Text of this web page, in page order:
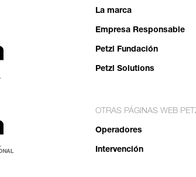
La marca
Empresa Responsable
Petzl Fundación
Petzl Solutions
OTRAS PÁGINAS WEB
Operadores
Intervención